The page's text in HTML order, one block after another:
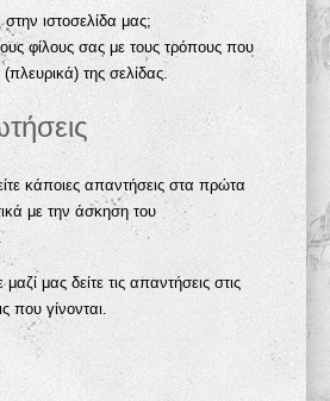
ιστοσελίδα μας;
φίλους σας με τους τρόπους που
(πλευρικά) της σελίδας.
κάποιες απαντήσεις στα πρώτα
με την άσκηση του
μας δείτε τις απαντήσεις στις
που γίνονται.